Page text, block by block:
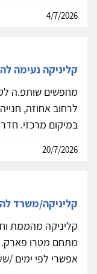
4/7/2026
קליניקה נעימה
לרחוב אחוזה,
במיקום מרכזי.
20/7/2026
קליניקה/משרד
אפשרי לפי ימים /